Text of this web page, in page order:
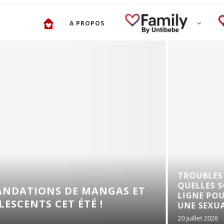
A PROPOS
DE MANGAS ET
ÉTÉ !
TROUBLES DE
QUELLES SOLUTIONS
LIGNE POUR
UNE SEXUALITÉ...